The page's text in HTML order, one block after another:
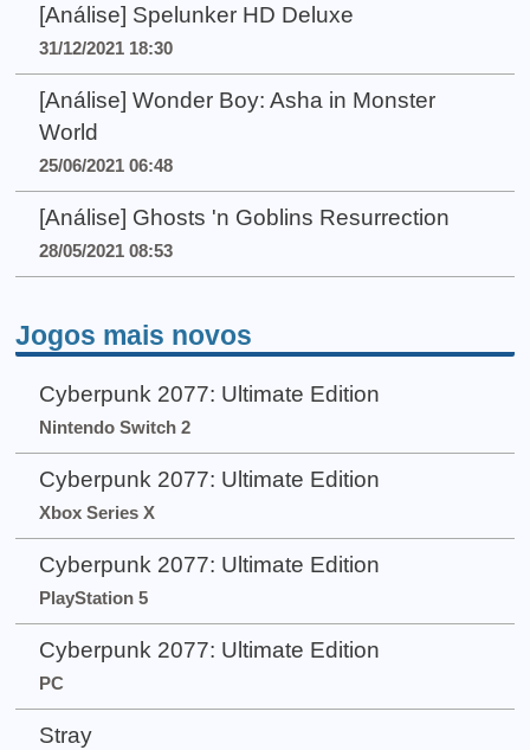
[Análise] Spelunker HD Deluxe
31/12/2021 18:30
[Análise] Wonder Boy: Asha in Monster
World
25/06/2021 06:48
[Análise] Ghosts 'n Goblins Resurrection
28/05/2021 08:53
Jogos mais novos
Cyberpunk 2077: Ultimate Edition
Nintendo Switch 2
Cyberpunk 2077: Ultimate Edition
Xbox Series X
Cyberpunk 2077: Ultimate Edition
PlayStation 5
Cyberpunk 2077: Ultimate Edition
PC
Stray